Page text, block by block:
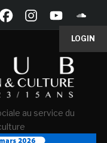
LOGIN
au service du